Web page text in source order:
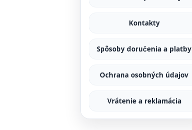
Kontakty
Spôsoby doručenia a platby
Ochrana osobných údajov
Vrátenie a reklamácia